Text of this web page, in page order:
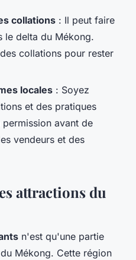
collations : Il peut faire
le delta du Mékong.
collations pour rester
locales : Soyez
et des pratiques
avant de
vendeurs et des
attractions du
n'est qu'une partie
Mékong. Cette région